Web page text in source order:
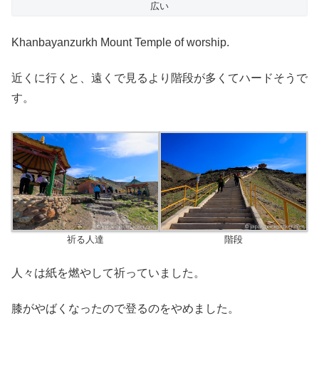
広い
Khanbayanzurkh Mount Temple of worship.
近くに行くと、遠くで見るより階段が多くてハードそうで
す。
祈る人達 階段
人々は紙を燃やして祈っていました。
膝がやばくなったので登るのをやめました。